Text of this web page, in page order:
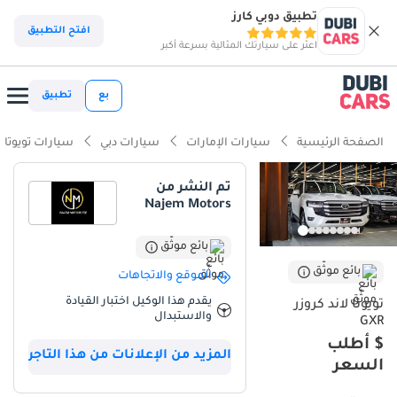
تطبيق دوبي كارز
اعثر على سيارتك المثالية بسرعة أكبر
افتح التطبيق
بع تطبيق
الصفحة الرئيسية سيارات الإمارات سيارات دبي سيارات تويوتا
بائع موثّق
تويوتا لاند كروزر
GXR
$ أطلب
السعر
تم النشر من
Najem Motors
بائع موثّق
الموقع والاتجاهات
يقدم هذا الوكيل اختبار القيادة
والاستبدال
المزيد من الإعلانات من هذا التاجر
ذكاء دوبي كارز
ذكاء دوبيكارز
قدرات حقيقية للطرق الوعرة
أدنى معدل استهلاك للقيمة في فئتها
سعة 7 مقاعد مع مساحات واسعة
ملخص
والعملية بشكل مثالي. وبما أن السيارة جديدة كلياً وبالمواصفات الخليجية،
فإنها تمنح المشتري راحة بال مطلقة فيما يخص الكفالة وتوفر قطع